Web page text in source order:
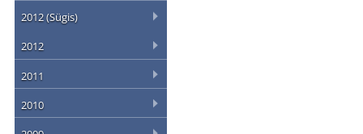
2012 (Sügis)
2012
2011
2010